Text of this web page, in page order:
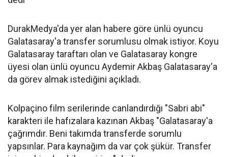
DurakMedya'da yer alan habere göre ünlü oyuncu
Galatasaray'a transfer sorumlusu olmak istiyor. Koyu
Galatasaray taraftarı olan ve Galatasaray kongre
üyesi olan ünlü oyuncu Aydemir Akbaş Galatasaray'a
da görev almak istediğini açıkladı.
Kolpaçino film serilerinde canlandırdığı "Sabri abi"
karakteri ile hafızalara kazınan Akbaş "Galatasaray'a
çağrımdır. Beni takımda transferde sorumlu
yapsınlar. Para kaynağım da var çok şükür. Transfer